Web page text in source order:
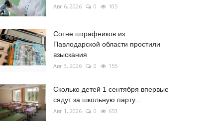
Авг 6, 2026 0 105
Сотне штрафников из
Павлодарской области простили
взыскания
Авг 3, 2026 0 155
Сколько детей 1 сентября впервые
сядут за школьную парту...
Авг 1, 2026 0 653